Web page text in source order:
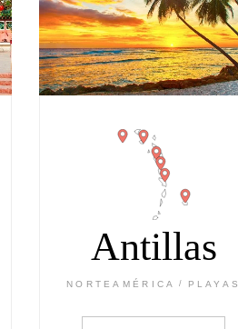
Antillas
NORTEAMÉRICA PLAYAS